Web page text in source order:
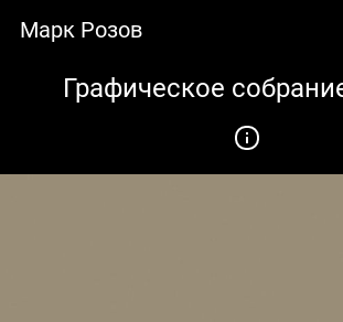
Марк Розов
Графическое